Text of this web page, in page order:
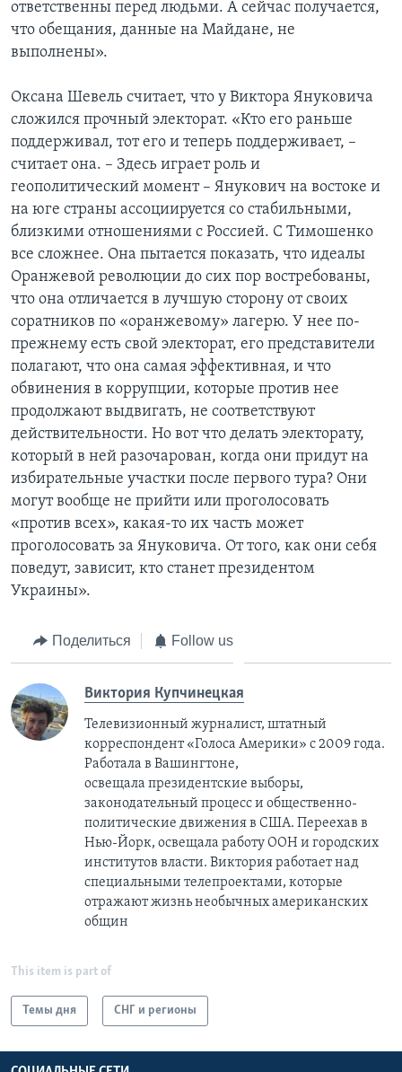
ответственны перед людьми. А сейчас получается,
что обещания, данные на Майдане, не
выполнены».
Оксана Шевель считает, что у Виктора Януковича
сложился прочный электорат. «Кто его раньше
поддерживал, тот его и теперь поддерживает, –
считает она. – Здесь играет роль и
геополитический момент – Янукович на востоке и
на юге страны ассоциируется со стабильными,
близкими отношениями с Россией. С Тимошенко
все сложнее. Она пытается показать, что идеалы
Оранжевой революции до сих пор востребованы,
что она отличается в лучшую сторону от своих
соратников по «оранжевому» лагерю. У нее по-
прежнему есть свой электорат, его представители
полагают, что она самая эффективная, и что
обвинения в коррупции, которые против нее
продолжают выдвигать, не соответствуют
действительности. Но вот что делать электорату,
который в ней разочарован, когда они придут на
избирательные участки после первого тура? Они
могут вообще не прийти или проголосовать
«против всех», какая-то их часть может
проголосовать за Януковича. От того, как они себя
поведут, зависит, кто станет президентом
Украины».
Поделиться Follow us
Виктория Купчинецкая
Телевизионный журналист, штатный
корреспондент «Голоса Америки» с 2009 года.
Работала в Вашингтоне,
освещала президентские выборы,
законодательный процесс и общественно-
политические движения в США. Переехав в
Нью-Йорк, освещала работу ООН и городских
институтов власти. Виктория работает над
специальными телепроектами, которые
отражают жизнь необычных американских
общин
This item is part of
Темы дня СНГ и регионы